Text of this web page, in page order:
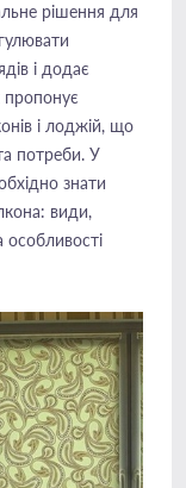
рішення для
і додає
і лоджій, що
потреби. У
знати
види,
особливості